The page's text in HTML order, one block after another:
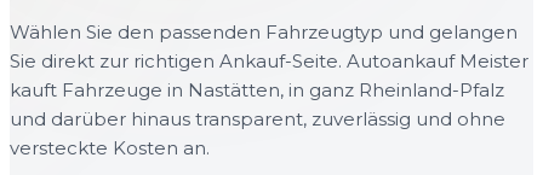
Wählen Sie den passenden Fahrzeugtyp und gelangen
Sie direkt zur richtigen Ankauf-Seite. Autoankauf Meister
kauft Fahrzeuge in Nastätten, in ganz Rheinland-Pfalz
und darüber hinaus transparent, zuverlässig und ohne
versteckte Kosten an.